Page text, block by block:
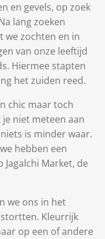
en gevels, op zoek
lang zoeken
we zochten en in
van onze leeftijd
Hiermee stapten
het zuiden reed.
chic maar toch
niet meteen aan
is minder waar.
hebben een
Market, de
we ons in het
Kleurrijk
op een of andere